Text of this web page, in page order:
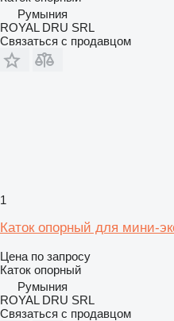
Румыния
ROYAL DRU SRL
Связаться с продавцом
1
Каток опорный для мини-
Цена по запросу
Каток опорный
Румыния
ROYAL DRU SRL
Связаться с продавцом